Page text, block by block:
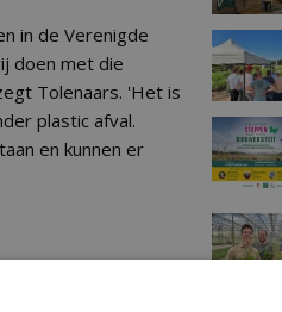
in de Verenigde
doen met die
Tolenaars. 'Het is
plastic afval.
en kunnen er